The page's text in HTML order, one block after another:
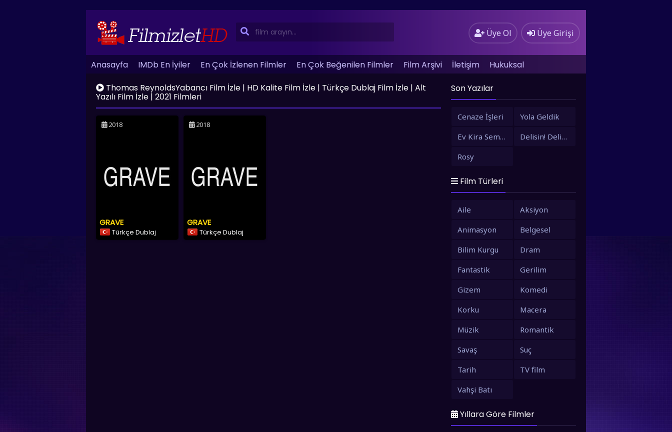
Üye Ol Üye Girişi
Anasayfa IMDb En İyiler En Çok İzlenen Filmler En Çok Beğenilen Filmler Film Arşivi İletişim
Hukuksal
Thomas ReynoldsYabancı Film İzle | HD Kalite Film İzle | Türkçe Dublaj Film İzle | Alt
Yazılı Film İzle | 2021 Filmleri
2018
GRAVE
Türkçe Dublaj
2018
GRAVE
Türkçe Dublaj
Son Yazılar
Cenaze İşleri
Yola Geldik
Ev Kira Semt Bizim
Delisin! Delisin!
Rosy
Film Türleri
Aile
Aksiyon
Animasyon
Belgesel
Bilim Kurgu
Dram
Fantastik
Gerilim
Gizem
Komedi
Korku
Macera
Müzik
Romantik
Savaş
Suç
Tarih
TV film
Vahşi Batı
Yıllara Göre Filmler